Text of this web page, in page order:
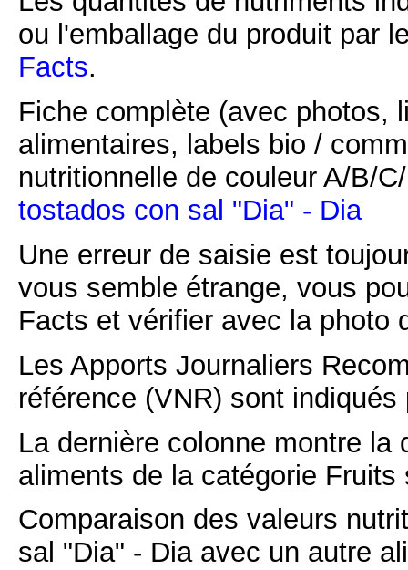
ou l'emballage du produit par
Facts.
Fiche complète (avec photos,
alimentaires, labels bio /
nutritionnelle de couleur A/B/
tostados con sal "Dia" - Dia
Une erreur de saisie est
vous semble étrange, vous
Facts et vérifier avec la photo
Les Apports Journaliers
référence (VNR) sont
La dernière colonne montre
aliments de la catégorie Fruits
Comparaison des valeurs
sal "Dia" - Dia avec un autre